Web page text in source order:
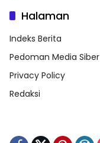
Halaman
Indeks Berita
Pedoman Media Siber
Privacy Policy
Redaksi